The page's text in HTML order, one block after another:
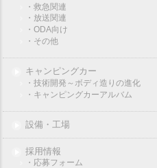
・救急関連
・放送関連
・ODA向け
・その他
キャンピングカー
・技術開発～ボディ造りの進化
・キャンピングカーアルバム
設備・工場
採用情報
・応募フォーム